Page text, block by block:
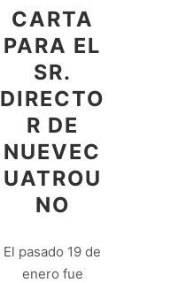
CARTA
PARA EL
SR.
DIRECTO
R DE
NUEVEC
UATROU
NO
El pasado 19 de
enero fue